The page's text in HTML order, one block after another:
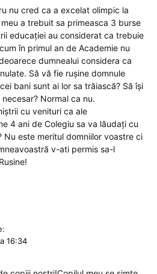
nu cred ca a excelat olimpic la
a trebuit sa primeasca 3 burse
educației au considerat ca trebuie
în primul an de Academie nu
dumnealui considera ca
Să vă fie rușine domnule
bani sunt ai lor sa trăiască? Să își
Normal ca nu.
cu venituri ca ale
4 ani de Colegiu sa va lăudați cu
Nu este meritul domniilor voastre ci
v-ati permis sa-l
16:34